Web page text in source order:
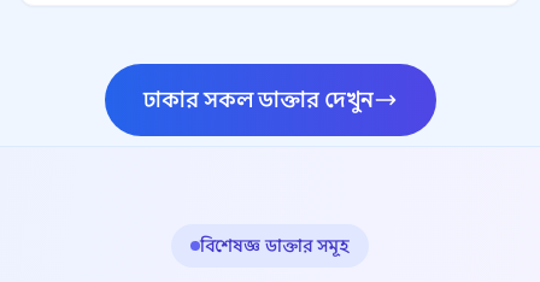
ঢাকার সকল ডাক্তার দেখুন
বিশেষজ্ঞ ডাক্তার সমূহ